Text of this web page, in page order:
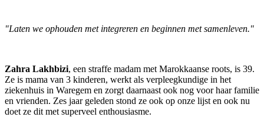
"Laten we ophouden met integreren en beginnen met samenleven."
Zahra Lakhbizi, een straffe madam met Marokkaanse roots, is 39.
Ze is mama van 3 kinderen, werkt als verpleegkundige in het
ziekenhuis in Waregem en zorgt daarnaast ook nog voor haar familie
en vrienden. Zes jaar geleden stond ze ook op onze lijst en ook nu
doet ze dit met superveel enthousiasme.